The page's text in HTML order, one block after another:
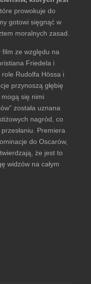
prowokuje do
gotowi sięgnąć w
moralnych zasad.
film ze względu na
Friedela i
Rudolfa Hössa i
przynoszą głębię
się nimi
została uznana
nagród, co
Premiera
do Oscarów,
że jest to
widzów na całym